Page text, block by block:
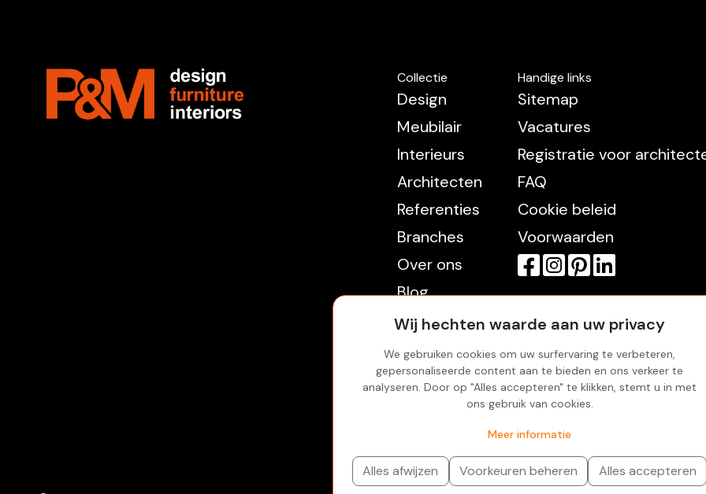
Collectie
Design
Meubilair
Interieurs
Architecten
Referenties
Branches
Over ons
Blog
Contact
Handige links
Sitemap
Vacatures
Registratie voor
FAQ
Cookie beleid
Voorwaarden
Rekening
Inloggen
Favorites
Wij hechten waarde aan uw privacy
We gebruiken cookies om uw surfervaring te verbeteren,
gepersonaliseerde content aan te bieden en ons verkeer te
analyseren. Door op "Alles accepteren" te klikken, stemt u in met
ons gebruik van cookies.
Meer informatie
Alles afwijzen Voorkeuren beheren Alles accepteren